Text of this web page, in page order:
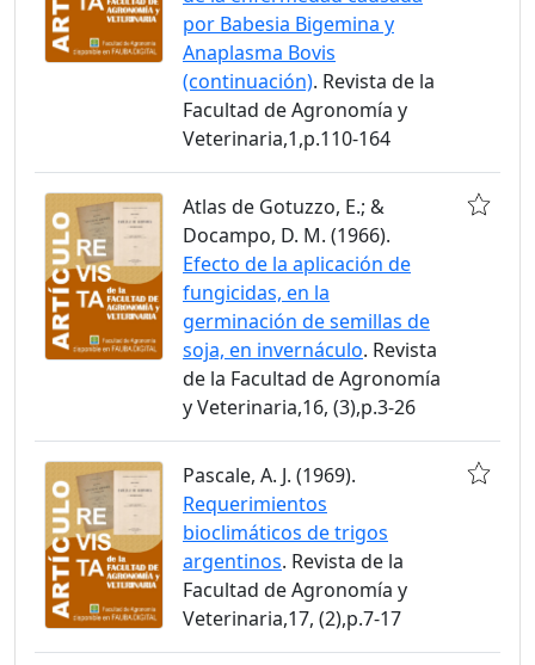
por Babesia Bigemina y
Anaplasma Bovis
(continuación). Revista de la
Facultad de Agronomía y
Veterinaria,1,p.110-164
Atlas de Gotuzzo, E.; &
Docampo, D. M. (1966).
Efecto de la aplicación de
fungicidas, en la
germinación de semillas de
soja, en invernáculo. Revista
de la Facultad de Agronomía
y Veterinaria,16, (3),p.3-26
Pascale, A. J. (1969).
Requerimientos
bioclimáticos de trigos
argentinos. Revista de la
Facultad de Agronomía y
Veterinaria,17, (2),p.7-17